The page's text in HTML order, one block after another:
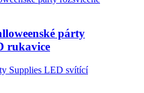
párty
rukavice